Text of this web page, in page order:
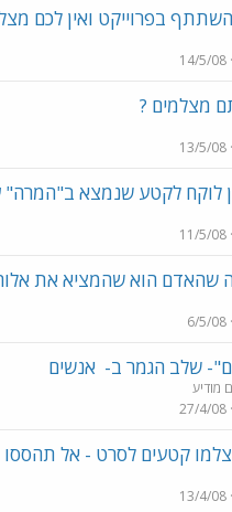
בפרוייקט ואין לכם
14/5/08
מצלמים ?
13/5/08
לוקח לקטע שנמצא ב"המרה"
11/5/08
שהאדם הוא שהמציא את
6/5/08
שלב הגמר ב- אנשים
מודיע
27/4/08
קטעים לסרט - אל תהססו
13/4/08